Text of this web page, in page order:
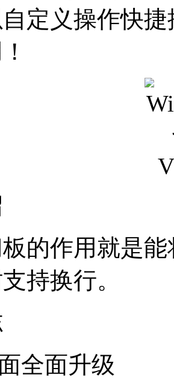
定义操作快
作用就是能
持换行。
面升级